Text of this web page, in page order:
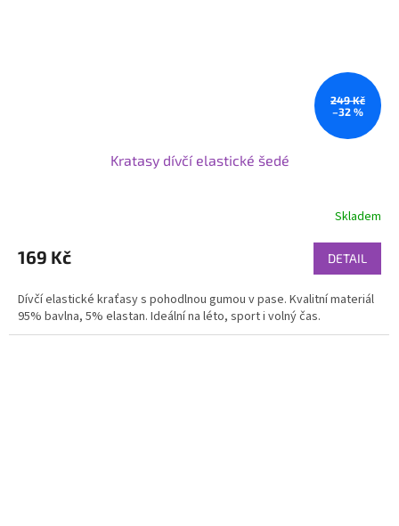
249 Kč
–32 %
Kratasy dívčí elastické šedé
Skladem
169 Kč DETAIL
Dívčí elastické kraťasy s pohodlnou gumou v pase. Kvalitní materiál
95% bavlna, 5% elastan. Ideální na léto, sport i volný čas.